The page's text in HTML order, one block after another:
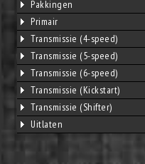
Pakkingen
Primair
Transmissie (4-speed)
Transmissie (5-speed)
Transmissie (6-speed)
Transmissie (Kickstart)
Transmissie (Shifter)
Uitlaten